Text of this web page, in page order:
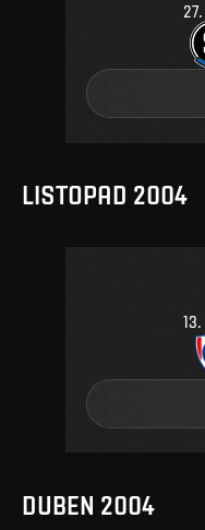
27.
LISTOPAD 2004
13
DUBEN 2004